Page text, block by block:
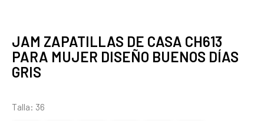
JAM ZAPATILLAS DE CASA CH613
PARA MUJER DISEÑO BUENOS DÍAS
GRIS
Talla: 36